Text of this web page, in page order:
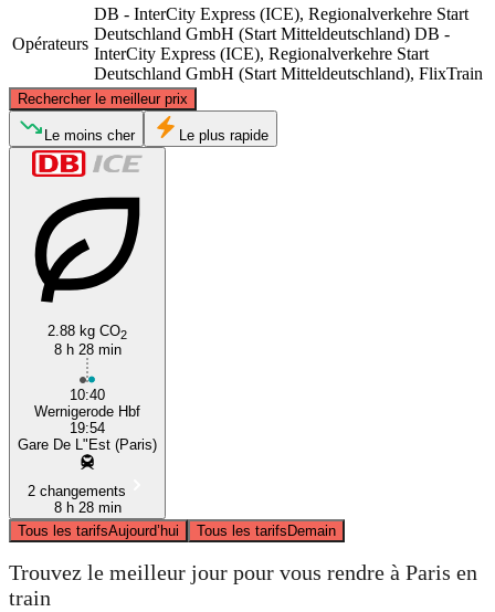
Opérateurs
DB - InterCity Express (ICE), Regionalverkehre Start
Deutschland GmbH (Start Mitteldeutschland) DB -
InterCity Express (ICE), Regionalverkehre Start
Deutschland GmbH (Start Mitteldeutschland), FlixTrain
Rechercher le meilleur prix
Paris
©CARTO, ©OpenStreetMapcontributors
Le moins cher Le plus rapide
2.88 kg CO2
8 h 28 min
10:40
Wernigerode Hbf
19:54
Gare De L"Est (Paris)
2 changements
8 h 28 min
Tous les tarifsAujourd’hui Tous les tarifsDemain
Trouvez le meilleur jour pour vous rendre à Paris en
train